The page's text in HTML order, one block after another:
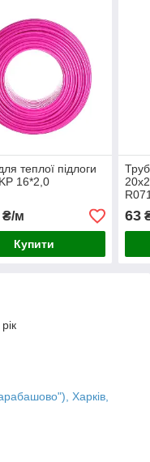
теплої підлоги
16*2,0
м
Купити
63
Харків,